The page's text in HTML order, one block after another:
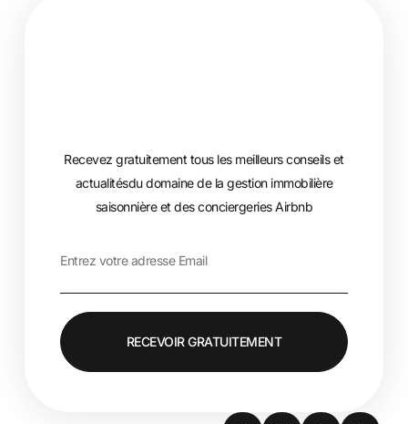
Recevez gratuitement tous les meilleurs conseils et
actualitésdu domaine de la gestion immobilière
saisonnière et des conciergeries Airbnb
RECEVOIR GRATUITEMENT